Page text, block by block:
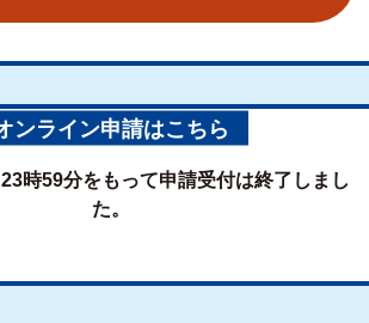
ンライン申請はこちら
時59分をもって申請受付は終了しまし
た。